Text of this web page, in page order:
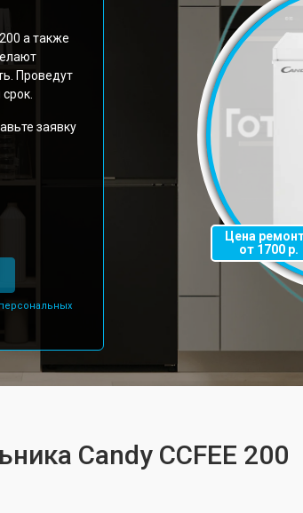
а также
Проведут
заявку
персональных
Цена
от 1700 р.
Candy CCFEE 200